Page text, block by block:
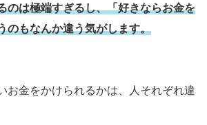
のは極端すぎるし、「好きならお金を
のもなんか違う気がします。
お金をかけられるかは、人それぞれ違